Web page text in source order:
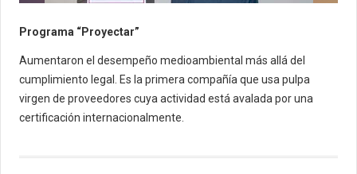
Programa “Proyectar”
Aumentaron el desempeño medioambiental más allá del
cumplimiento legal. Es la primera compañía que usa pulpa
virgen de proveedores cuya actividad está avalada por una
certificación internacionalmente.